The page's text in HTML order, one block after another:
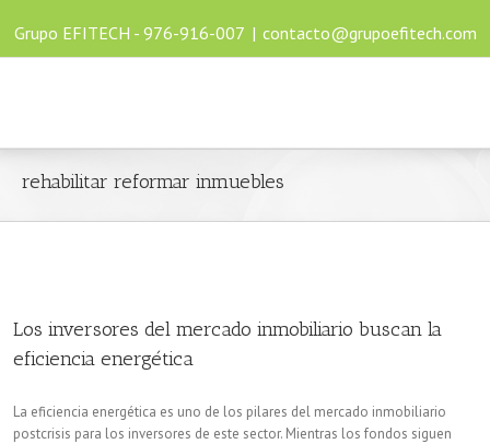
Grupo EFITECH - 976-916-007 | contacto@grupoefitech.com
rehabilitar reformar inmuebles
Los inversores del mercado inmobiliario buscan la
eficiencia energética
La eficiencia energética es uno de los pilares del mercado inmobiliario
postcrisis para los inversores de este sector. Mientras los fondos siguen